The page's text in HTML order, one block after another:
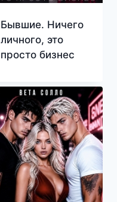
Бывшие. Ничего
личного, это
просто бизнес